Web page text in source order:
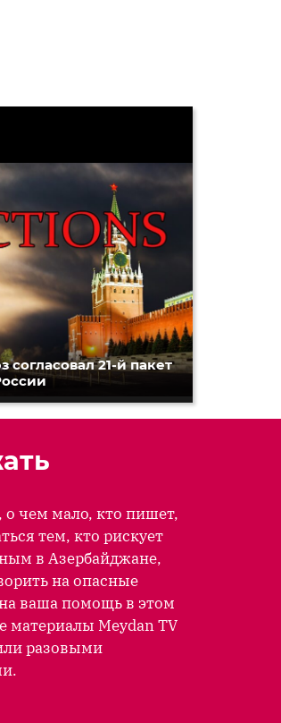
согласовал 21-й пакет
чем мало, кто пишет,
тем, кто рискует
в Азербайджане,
на опасные
ваша помощь в этом
материалы Meydan TV
разовыми